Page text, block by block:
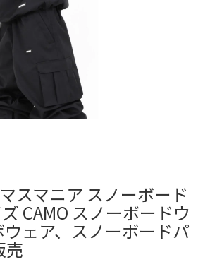
スマニア スノーボード
CAMO スノーボードウ
ェア、スノーボードパ
売